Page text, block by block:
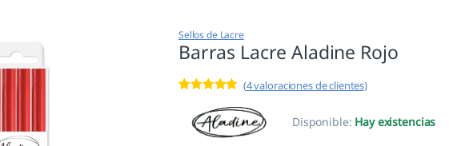
Sellos de Lacre
Barras Lacre Aladine Rojo
de 5 en
base a
valoracione
(4valoraciones de clientes)
Disponible: Hay existencias